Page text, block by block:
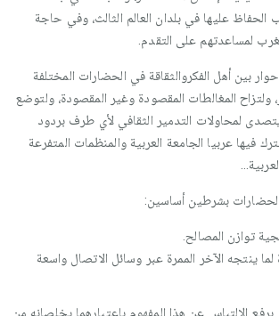
الحفاظ عليها في بلدان العالم الثالث، وفي حاجة
لمساعدتهم على التقدم.
حوار بين أهل الفكروالثقاقة في الحضارات المختلفة
المغالطات المقصودة وغير المقصودة، ولتوضع
لمحاولات التدمير الثقافي لأي طرف بردود
فيها عربيا الجامعة العربية والمنظمات المتفرعة
توازن المصالح.
ينتجه الآخر الممرة عبر وسائل الاتصال واسعة
الالتباس عن هذا المفهوم باعتبارهما يخلصانه من